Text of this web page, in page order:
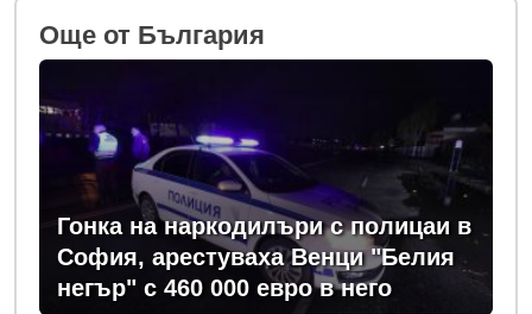
Oще от България
Гонка на наркодилъри с полицаи в
София, арестуваха Венци "Белия
негър" с 460 000 евро в него